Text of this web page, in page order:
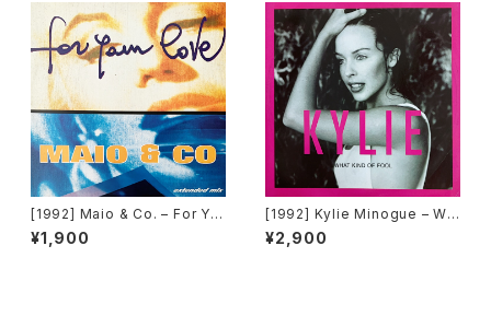
[1992] Maio & Co. – For Yo
ur Love [Time Records]
¥1,900
[1992] Kylie Minogue – Wh
at Kind Of Fool [PWL Inter
national]
¥2,900